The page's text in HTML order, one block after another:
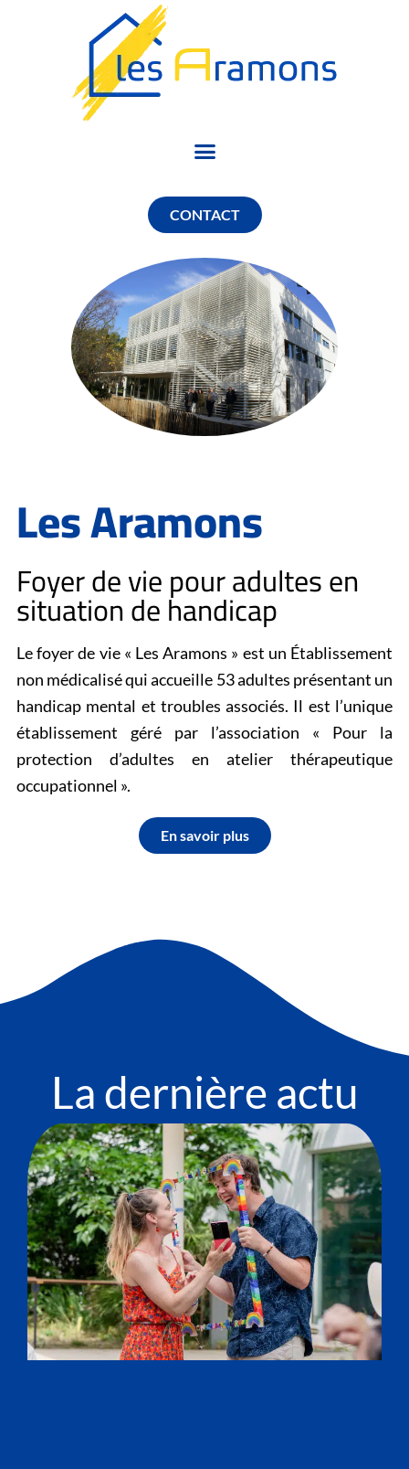
CONTACT
Les Aramons
Foyer de vie pour adultes en
situation de handicap
Le foyer de vie « Les Aramons » est un Établissement
non médicalisé qui accueille 53 adultes présentant un
handicap mental et troubles associés. Il est l’unique
établissement géré par l’association « Pour la
protection d’adultes en atelier thérapeutique
occupationnel ».
En savoir plus
La dernière actu